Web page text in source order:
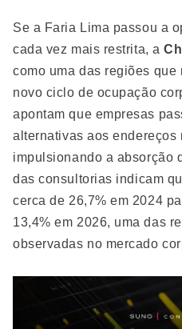
Se a Faria Lima passou a
cada vez mais restrita, a
como uma das regiões
novo ciclo de ocupação
apontam que empresas
alternativas aos endereços
impulsionando a absorção
das consultorias indicam
cerca de 26,7% em 2024
13,4% em 2026, uma das
observadas no mercado